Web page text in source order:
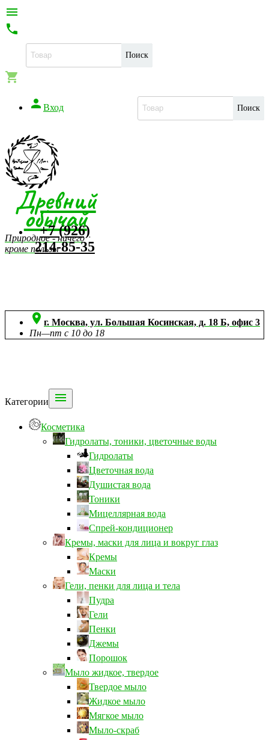


Поиск

Поиск
 Вход
Древний
обычай
Природное - ничего
кроме пользы
+7 (926)
214-85-35
 г. Москва, ул. Большая Косинская, д. 18 Б, офис 3
Пн—пт с 10 до 18
Категории 
Косметика
Гидролаты, тоники, цветочные воды
Гидролаты
Цветочная вода
Душистая вода
Тоники
Мицеллярная вода
Спрей-кондиционер
Кремы, маски для лица и вокруг глаз
Кремы
Маски
Гели, пенки для лица и тела
Пудра
Гели
Пенки
Джемы
Порошок
Мыло жидкое, твердое
Твердое мыло
Жидкое мыло
Мягкое мыло
Мыло-скраб